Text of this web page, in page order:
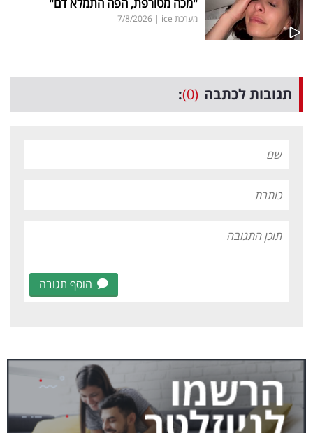
"מכה מטורפת, הפה התמלא דם"
מערכת ice |
7/8/2026
תגובות לכתבה (0)
:
הוסף תגובה